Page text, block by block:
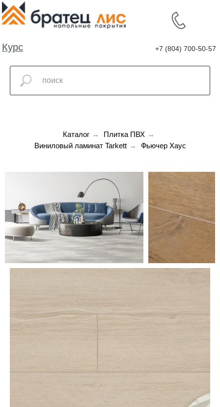
валют
Каталог → Плитка ПВХ →
Виниловый ламинат Tarkett → Фьючер Хаус